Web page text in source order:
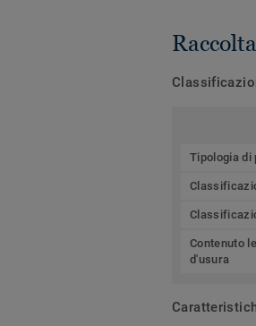
Tipologia di
Contenuto
d'usura